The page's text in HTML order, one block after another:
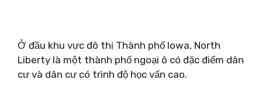
Ở đầu khu vực đô thị Thành phố Iowa, North
Liberty là một thành phố ngoại ô có đặc điểm dân
cư và dân cư có trình độ học vấn cao.